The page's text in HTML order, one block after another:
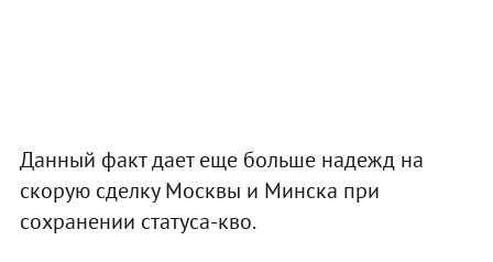
Данный факт дает еще больше надежд на
скорую сделку Москвы и Минска при
сохранении статуса-кво.